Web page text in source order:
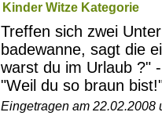
Kinder Witze Kategorie
Treffen sich zwei
badewanne, sagt die
warst du im Urlaub ?"
"Weil du so braun
Eingetragen am 22.02.2008